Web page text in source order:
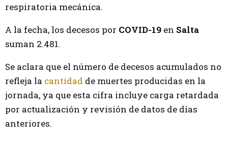
respiratoria mecánica.
A la fecha, los decesos por COVID-19 en Salta
suman 2.481.
Se aclara que el número de decesos acumulados no
refleja la cantidad de muertes producidas en la
jornada, ya que esta cifra incluye carga retardada
por actualización y revisión de datos de días
anteriores.